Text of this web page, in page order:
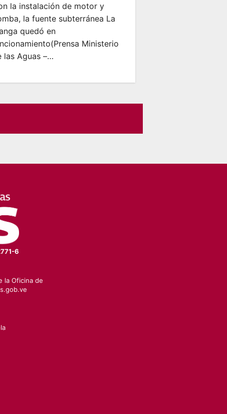
la instalación de motor y
la fuente subterránea La
quedó en
Ministerio
las Aguas –…
6
la Oficina de